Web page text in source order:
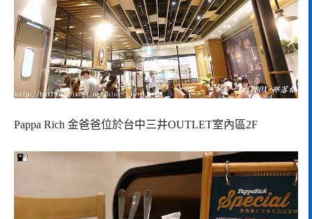
Pappa Rich 金爸爸位於台中三井OUTLET室內區2F